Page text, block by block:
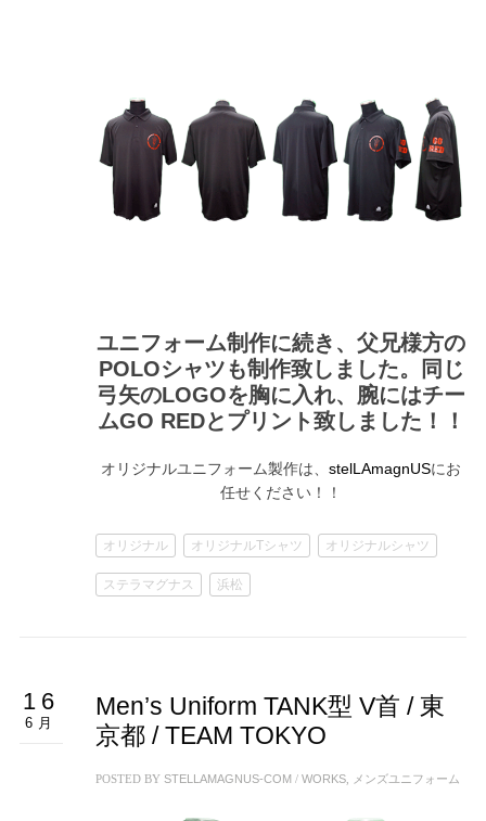
ユニフォーム制作に続き、父兄様方の
POLOシャツも制作致しました。同じ
弓矢のLOGOを胸に入れ、腕にはチー
ムGO REDとプリント致しました！！
オリジナルユニフォーム製作は、 stelLAmagnUSにお
任せください！！
オリジナル オリジナルTシャツ オリジナルシャツ
ステラマグナス 浜松
16
6月
Men’s Uniform TANK型 V首 / 東
京都 / TEAM TOKYO
POSTED BY STELLAMAGNUS-COM/ WORKS, メンズユニフォーム